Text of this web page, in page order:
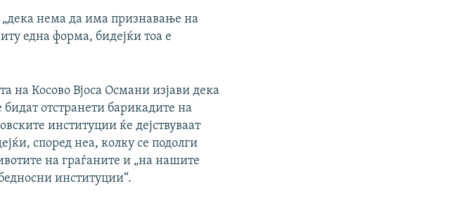
„дека нема да има признавање на
една форма, бидејќи тоа е
на Косово Вјоса Османи изјави дека
отстранети барикадите на
институции ќе дејствуваат
според неа, колку се подолги
на граѓаните и „на нашите
институции“.